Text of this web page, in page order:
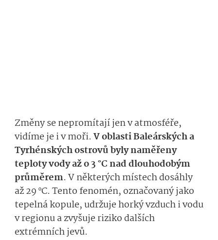
Změny se nepromítají jen v atmosféře,
vidíme je i v moři. V oblasti Baleárských a
Tyrhénských ostrovů byly naměřeny
teploty vody až o 3 °C nad dlouhodobým
průměrem. V některých místech dosáhly
až 29 °C. Tento fenomén, označovaný jako
tepelná kopule, udržuje horký vzduch i vodu
v regionu a zvyšuje riziko dalších
extrémních jevů.